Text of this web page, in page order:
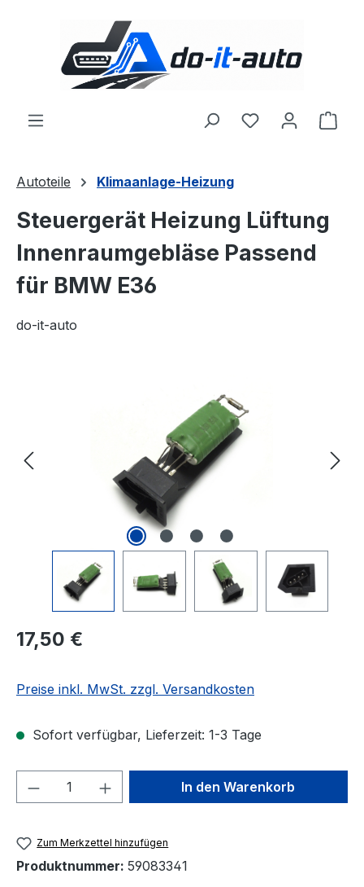
Zum Hauptinhalt springen
Du hast 0
Autoteile Klimaanlage-Heizung
Steuergerät Heizung Lüftung
Innenraumgebläse Passend
für BMW E36
do-it-auto
Regulärer Preis:
17,50 €
Preise inkl. MwSt. zzgl. Versandkosten
Sofort verfügbar, Lieferzeit: 1-3 Tage
Produkt Anzahl: Gib denIn den Warenkorb
Zum Merkzettel hinzufügen
Produktnummer: 59083341